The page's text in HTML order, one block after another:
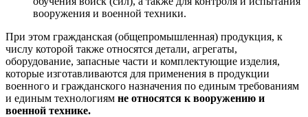
вооружения и военной техники.
При этом гражданская (общепромышленная) продукция, к
числу которой также относятся детали, агрегаты,
оборудование, запасные части и комплектующие изделия,
которые изготавливаются для применения в продукции
военного и гражданского назначения по единым требованиям
и единым технологиям не относятся к вооружению и
военной технике.